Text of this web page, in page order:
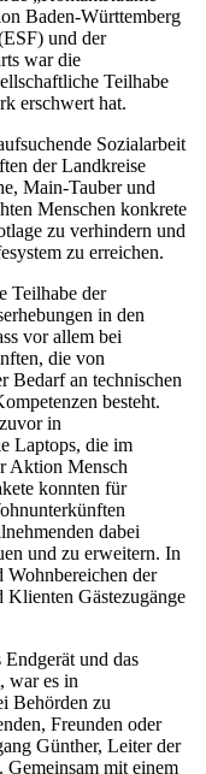
Baden-Württemberg
und der
war die
Teilhabe
erschwert hat.
Sozialarbeit
der Landkreise
Main-Tauber und
Menschen konkrete
zu verhindern und
zu erreichen.
Teilhabe der
in den
vor allem bei
die von
Bedarf an technischen
besteht.
in
Laptops, die im
Aktion Mensch
konnten für
dabei
und zu erweitern. In
Wohnbereichen der
Gästezugänge
und das
war es in
Behörden zu
Freunden oder
Günther, Leiter der
mit einem